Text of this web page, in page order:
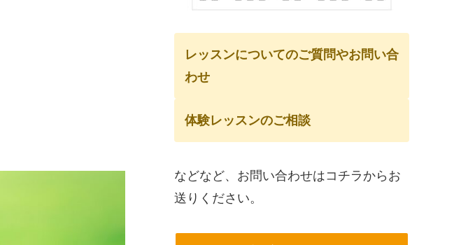
レッスンについてのご質問やお問い合
わせ
体験レッスンのご相談
などなど、お問い合わせはコチラからお
送りください。